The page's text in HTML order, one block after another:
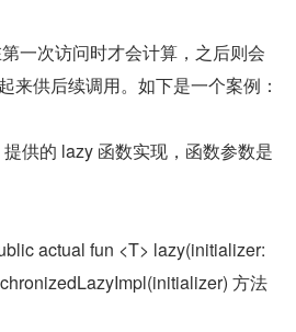
一次访问时才会计算，之后则会
来供后续调用。如下是一个案例：
供的 lazy 函数实现，函数参数是
actual fun <T> lazy(initializer:
方法